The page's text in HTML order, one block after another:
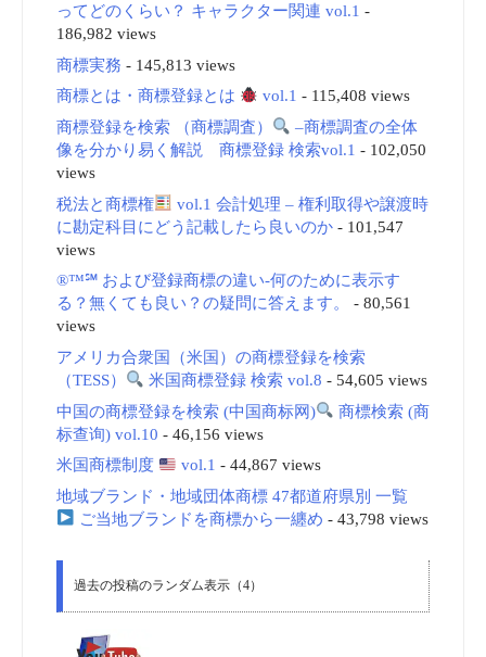
ってどのくらい？ キャラクター関連 vol.1 -
186,982 views
商標実務 - 145,813 views
商標とは・商標登録とは
vol.1 - 115,408 views
商標登録を検索 （商標調査）
–商標調査の全体
像を分かり易く解説 商標登録 検索vol.1 - 102,050
views
税法と商標権
vol.1 会計処理 – 権利取得や譲渡時
に勘定科目にどう記載したら良いのか- 101,547
views
®™℠ および登録商標の違い-何のために表示す
る？無くても良い？の疑問に答えます。
- 80,561
views
アメリカ合衆国（米国）の商標登録を検索
（TESS）
米国商標登録 検索 vol.8 - 54,605 views
中国の商標登録を検索 (中国商标网)
商標検索 (商
标查询) vol.10 - 46,156 views
米国商標制度
vol.1 - 44,867 views
地域ブランド・地域団体商標 47都道府県別 一覧
ご当地ブランドを商標から一纏め - 43,798 views
過去の投稿のランダム表示（4）